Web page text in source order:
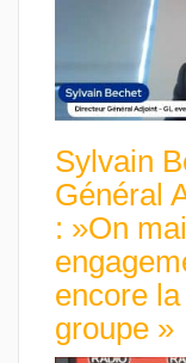
Sylvain
Général
: »On
encore
groupe »